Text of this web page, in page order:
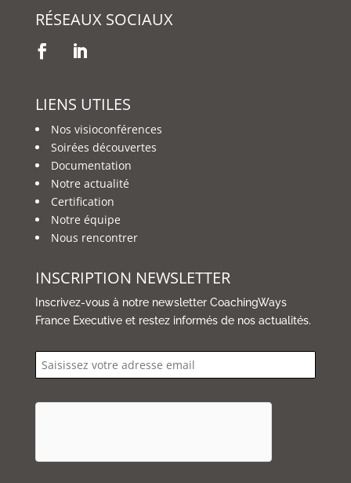
RÉSEAUX SOCIAUX
LIENS UTILES
Nos visioconférences
Soirées découvertes
Documentation
Notre actualité
Certification
Notre équipe
Nous rencontrer
INSCRIPTION NEWSLETTER
Inscrivez-vous à notre newsletter CoachingWays
France Executive et restez informés de nos actualités.
email